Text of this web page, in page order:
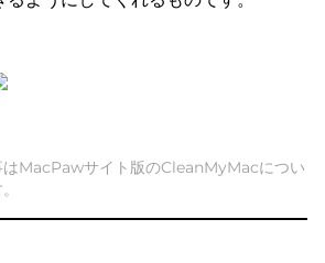
はMacPawサイト版のCleanMyMacについ